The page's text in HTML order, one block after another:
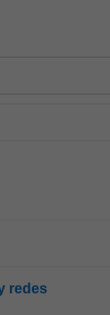
redes